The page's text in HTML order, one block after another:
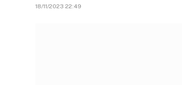
18/11/2023 22:49